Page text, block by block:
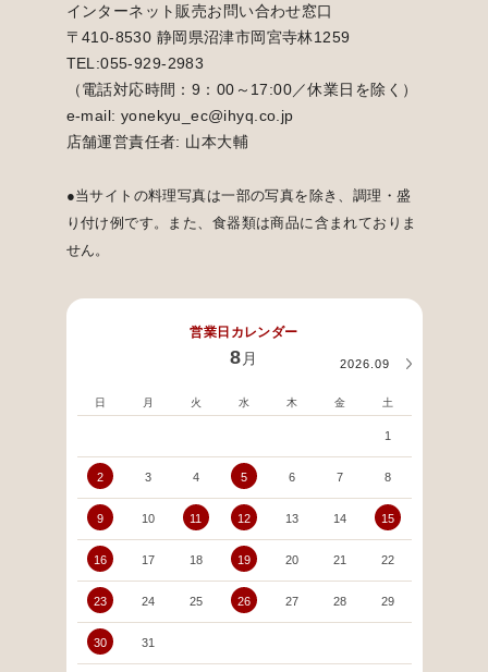
インターネット販売お問い合わせ窓口
〒410-8530 静岡県沼津市岡宮寺林1259
TEL:055-929-2983
（電話対応時間：9：00～17:00／休業日を除く）
e-mail: yonekyu_ec@ihyq.co.jp
店舗運営責任者: 山本大輔
●当サイトの料理写真は一部の写真を除き、調理・盛
り付け例です。また、食器類は商品に含まれておりま
せん。
営業日カレンダー
8 月 2026.09
日 月 火 水 木 金 土
1
2 3 4 5 6 7 8
9 10 11 12 13 14 15
16 17 18 19 20 21 22
23 24 25 26 27 28 29
30 31